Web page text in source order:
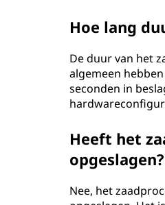
Hoe lang
De duur van het
algemeen
seconden in
Heeft het
opgeslagen?
Nee, het